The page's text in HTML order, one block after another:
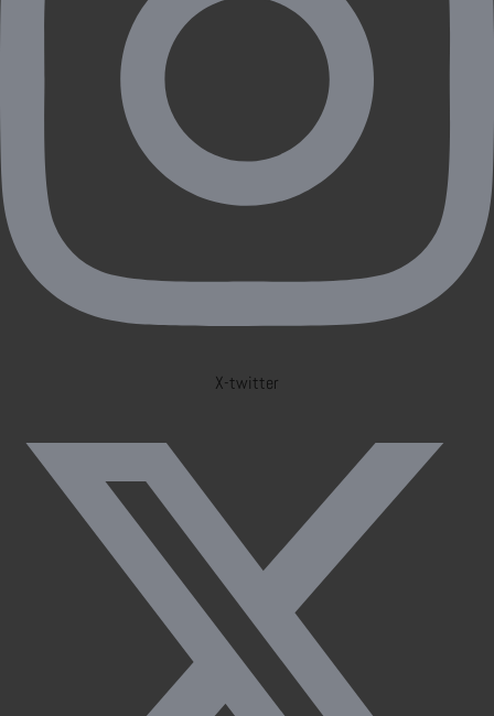
X-twitter